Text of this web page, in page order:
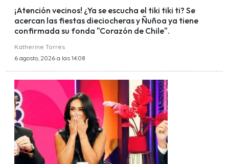
¡Atención vecinos! ¿Ya se escucha el tiki tiki ti? Se
acercan las fiestas dieciocheras y Ñuñoa ya tiene
confirmada su fonda "Corazón de Chile".
Katherine Torres
6 agosto, 2026 a las 14:08